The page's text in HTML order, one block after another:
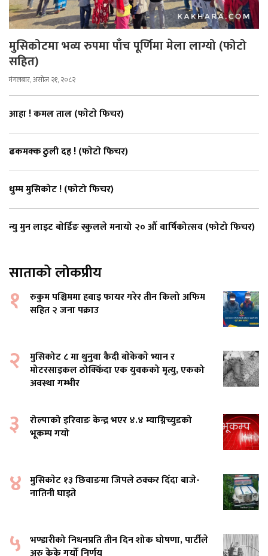
मुसिकोटमा भव्य रुपमा पाँच पूर्णिमा मेला लाग्यो (फोटो
सहित)
मंगलबार, असोज २१, २०८२
आहा ! कमल ताल (फाेटाे फिचर)
ढकमक्क ठुली दह ! (फाेटाे फिचर)
धुम्म मुसिकोट ! (फोटो फिचर)
न्यु मुन लाइट बाेर्डिङ स्कुलले मनायो २० औँ वार्षिकोत्सव (फोटो फिचर)
साताको लोकप्रीय
१
रुकुम पश्चिममा हवाइ फायर गरेर तीन किलो अफिम
सहित २ जना पक्राउ
२
मुसिकोट ८ मा थुनुवा कैदी बाेकेकाे भ्यान र
मोटरसाइकल ठोक्किँदा एक युवकको मृत्यु, एकको
अवस्था गम्भीर
३
रोल्पाको इरिवाङ केन्द्र भएर ४.४ म्याग्निच्युडको
भूकम्प गयो
४ मुसिकाेट १३ छिवाङमा जिपले ठक्कर दिँदा बाजे-
नातिनी घाइते
५ भण्डारीको निधनप्रति तीन दिन शोक घोषणा, पार्टीले